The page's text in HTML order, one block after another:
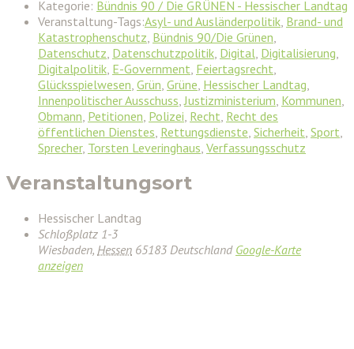
Kategorie: Bündnis 90 / Die GRÜNEN - Hessischer Landtag
Veranstaltung-Tags:Asyl- und Ausländerpolitik, Brand- und
Katastrophenschutz, Bündnis 90/Die Grünen,
Datenschutz, Datenschutzpolitik, Digital, Digitalisierung,
Digitalpolitik, E-Government, Feiertagsrecht,
Glücksspielwesen, Grün, Grüne, Hessischer Landtag,
Innenpolitischer Ausschuss,Justizministerium, Kommunen,
Obmann, Petitionen, Polizei, Recht, Recht des
öffentlichen Dienstes, Rettungsdienste, Sicherheit, Sport,
Sprecher, Torsten Leveringhaus, Verfassungsschutz
Veranstaltungsort
Hessischer Landtag
Schloßplatz 1-3
Wiesbaden, Hessen 65183 Deutschland Google-Karte
anzeigen